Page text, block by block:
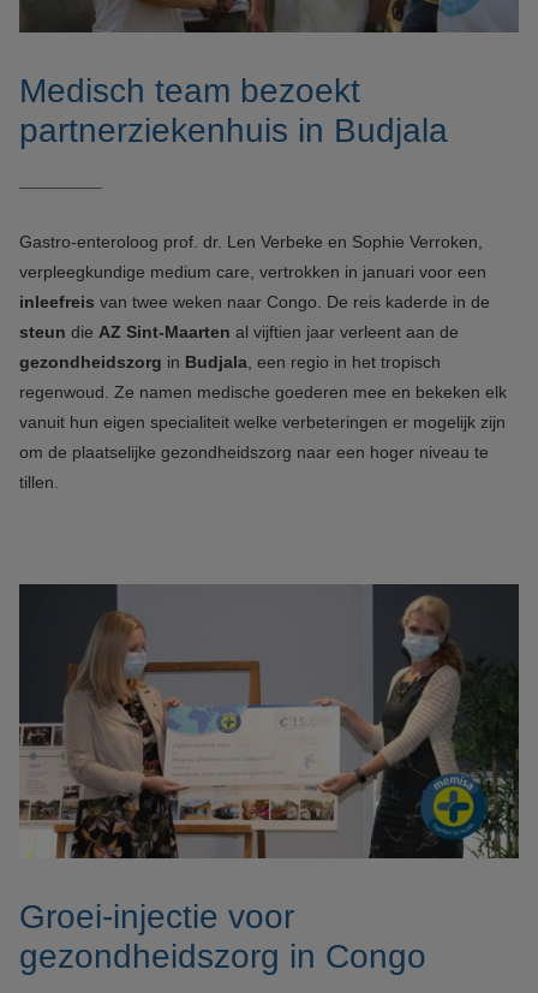
Medisch team bezoekt
partnerziekenhuis in Budjala
Gastro-enteroloog prof. dr. Len Verbeke en Sophie Verroken,
verpleegkundige medium care, vertrokken in januari voor een
inleefreis van twee weken naar Congo. De reis kaderde in de
steun die AZ Sint-Maarten al vijftien jaar verleent aan de
gezondheidszorg in Budjala , een regio in het tropisch
regenwoud. Ze namen medische goederen mee en bekeken elk
vanuit hun eigen specialiteit welke verbeteringen er mogelijk zijn
om de plaatselijke gezondheidszorg naar een hoger niveau te
tillen.
Groei-injectie voor
gezondheidszorg in Congo